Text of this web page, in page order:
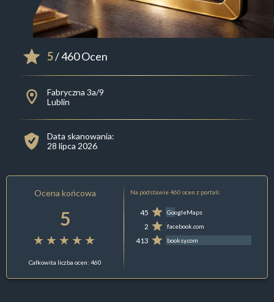
5/ 460 Ocen
Fabryczna 3a/9
Lublin
Data skanowania:
28 lipca 2026
Ocena końcowa
5
Całkowita liczba ocen: 460
Na podstawie 460 ocen z portali:
45 GoogleMaps
2 facebook.com
413 booksy.com